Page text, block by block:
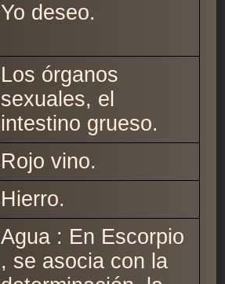
Yo deseo.
Los órganos
sexuales, el
intestino grueso.
Rojo vino.
Hierro.
Agua : En Escorpio
, se asocia con la